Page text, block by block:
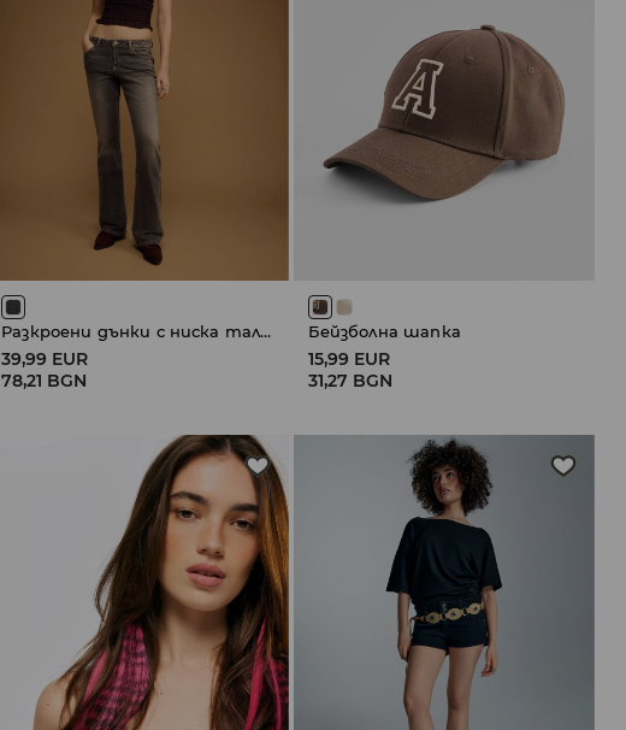
Разкроени дънки с ниска талия
39,99 EUR
78,21 BGN
Бейзболна шапка
15,99 EUR
31,27 BGN